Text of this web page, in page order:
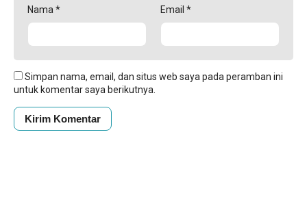
Nama * Email *
Simpan nama, email, dan situs web saya pada peramban ini
untuk komentar saya berikutnya.